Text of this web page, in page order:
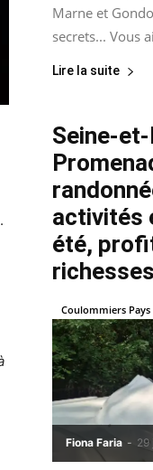
.
Marne et
secrets... Vous
Lire la suite
Seine-
activités
été,
Fiona Faria - 29
Coulommiers Pays